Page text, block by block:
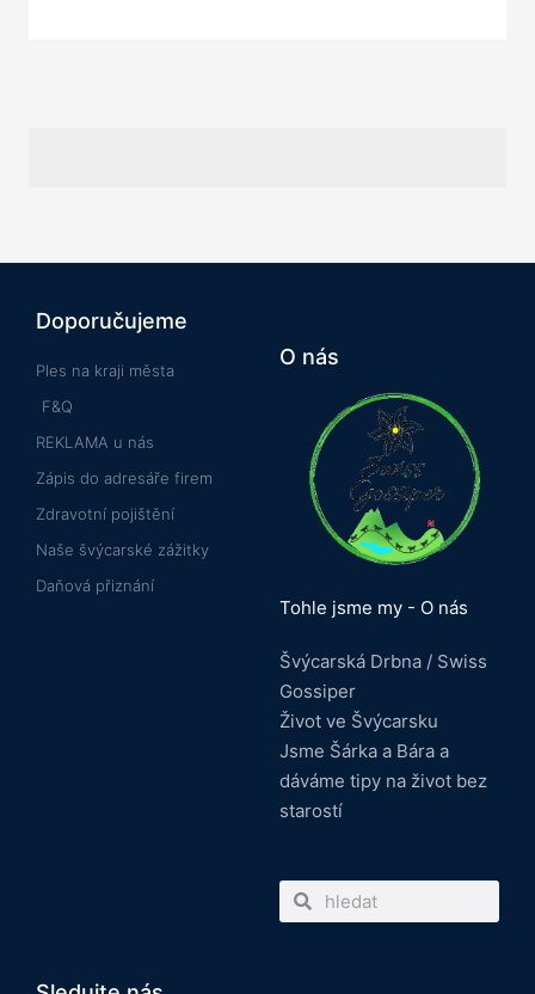
Doporučujeme
Ples na kraji města
F&Q
REKLAMA u nás
Zápis do adresáře firem
Zdravotní pojištění
Naše švýcarské zážitky
Daňová přiznání
O nás
Tohle jsme my - O nás
Švýcarská Drbna / Swiss
Gossiper
Život ve Švýcarsku
Jsme Šárka a Bára a
dáváme tipy na život bez
starostí
SearchSearch